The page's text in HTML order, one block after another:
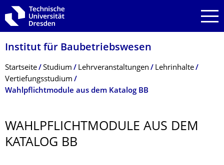
Zur Hauptnavigation springen
Zur Suche springen
Zum Inhalt springen
Institut für Baubetriebswesen
Breadcrumb-Menü
Startseite Studium Lehrveranstaltungen
Lehrinhalte
Vertiefungsstudium
Wahlpflichtmodule aus dem Katalog BB
WAHLPFLICHTMO­DULE AUS DEM
KATALOG BB